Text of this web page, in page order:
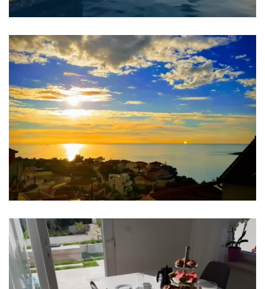
Schlafzimmer 4: Doppelbett: 1
Schlafzimmer 5: Doppelbett: 1
Schlafzimmer 6: Doppelbett: 1
Klimaanlage in jedem Zimmer
Badezimmer
Badezimmer 1: En suite, Waschbecken, Toilette,
Dusche
Badezimmer 2: En suite, Waschbecken, Toilette,